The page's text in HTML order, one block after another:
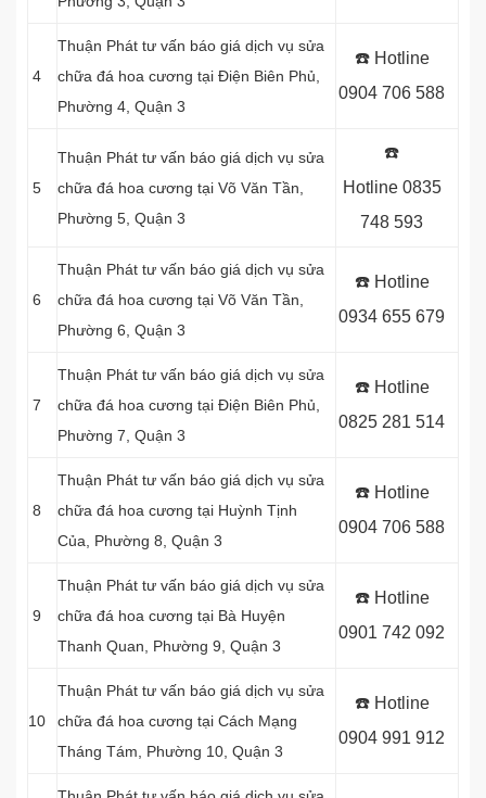
4
Thuận Phát tư vấn báo giá dịch vụ sửa
chữa đá hoa cương tại Điện Biên Phủ,
Phường 4, Quận 3
☎️ Hotline
0904 706 588
5
Thuận Phát tư vấn báo giá dịch vụ sửa
chữa đá hoa cương tại Võ Văn Tần,
Phường 5, Quận 3
☎️
Hotline0835
748 593
6
Thuận Phát tư vấn báo giá dịch vụ sửa
chữa đá hoa cương tại Võ Văn Tần,
Phường 6, Quận 3
☎️ Hotline
0934 655 679
7
Thuận Phát tư vấn báo giá dịch vụ sửa
chữa đá hoa cương tại Điện Biên Phủ,
Phường 7, Quận 3
☎️ Hotline
0825 281 514
8
Thuận Phát tư vấn báo giá dịch vụ sửa
chữa đá hoa cương tại Huỳnh Tịnh
Của, Phường 8, Quận 3
☎️ Hotline
0904 706 588
9
Thuận Phát tư vấn báo giá dịch vụ sửa
chữa đá hoa cương tại Bà Huyện
Thanh Quan, Phường 9, Quận 3
☎️ Hotline
0901 742 092
10
Thuận Phát tư vấn báo giá dịch vụ sửa
chữa đá hoa cương tại Cách Mạng
Tháng Tám, Phường 10, Quận 3
☎️ Hotline
0904 991 912